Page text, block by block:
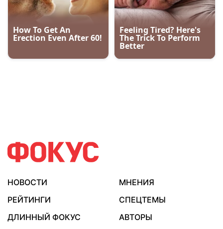
НОВОСТИ
МНЕНИЯ
РЕЙТИНГИ
СПЕЦТЕМЫ
ДЛИННЫЙ ФОКУС
АВТОРЫ